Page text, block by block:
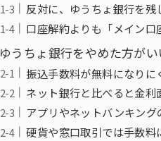
反対に、ゆうちょ銀行を残
口座解約よりも「メイン
ゆうちょ銀行をやめた方が
振込手数料が無料になりに
ネット銀行と比べると金
アプリやネットバンキン
硬貨や窓口取引では手数料